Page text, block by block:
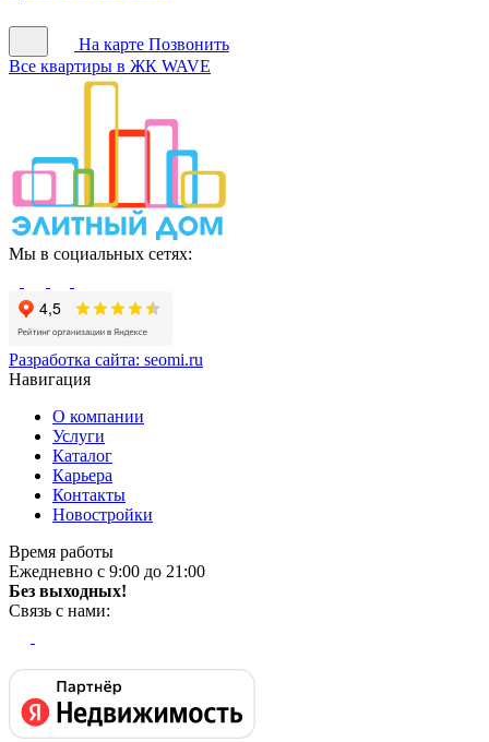
На карте Позвонить
Все квартиры в ЖК WAVE
Мы в социальных сетях:
Разработка сайта: seomi.ru
Навигация
О компании
Услуги
Каталог
Карьера
Контакты
Новостройки
Время работы
Ежедневно с 9:00 до 21:00
Без выходных!
Связь с нами: